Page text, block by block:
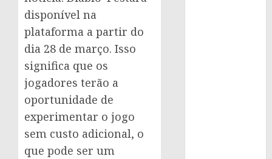
disponível na
plataforma a partir do
dia 28 de março. Isso
significa que os
jogadores terão a
oportunidade de
experimentar o jogo
sem custo adicional, o
que pode ser um